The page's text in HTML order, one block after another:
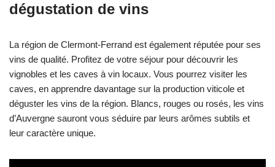
dégustation de vins
La région de Clermont-Ferrand est également réputée pour ses
vins de qualité. Profitez de votre séjour pour découvrir les
vignobles et les caves à vin locaux. Vous pourrez visiter les
caves, en apprendre davantage sur la production viticole et
déguster les vins de la région. Blancs, rouges ou rosés, les vins
d’Auvergne sauront vous séduire par leurs arômes subtils et
leur caractère unique.